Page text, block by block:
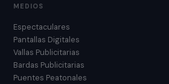
MEDIOS
Espectaculares
Pantallas Digitales
Vallas Publicitarias
Bardas Publicitarias
Puentes Peatonales